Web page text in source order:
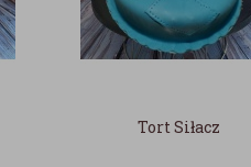
Tort Siłacz